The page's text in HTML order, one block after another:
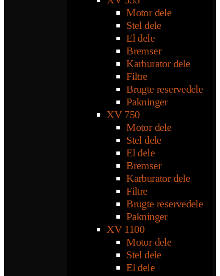
Motor dele
Stel dele
El dele
Bremser
Karburator dele
Filtre
Brugte reservedele
Pakninger
XV 750
Motor dele
Stel dele
El dele
Bremser
Karburator dele
Filtre
Brugte reservedele
Pakninger
XV 1100
Motor dele
Stel dele
El dele